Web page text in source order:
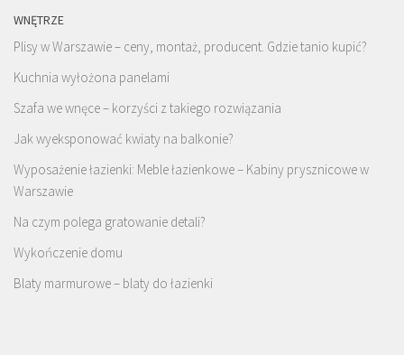
WNĘTRZE
Plisy w Warszawie – ceny, montaż, producent. Gdzie tanio kupić?
Kuchnia wyłożona panelami
Szafa we wnęce – korzyści z takiego rozwiązania
Jak wyeksponować kwiaty na balkonie?
Wyposażenie łazienki: Meble łazienkowe – Kabiny prysznicowe w
Warszawie
Na czym polega gratowanie detali?
Wykończenie domu
Blaty marmurowe – blaty do łazienki